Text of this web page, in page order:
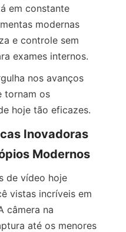
em constante
modernas
e controle sem
exames internos.
nos avanços
tornam os
hoje tão eficazes.
Inovadoras
Modernos
de vídeo hoje
vistas incríveis em
câmera na
até os menores